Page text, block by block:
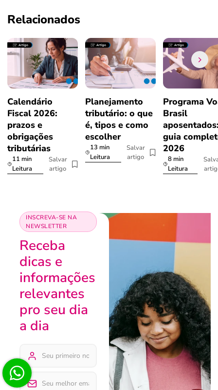
Relacionados
Calendário
Fiscal 2026:
prazos e
obrigações
tributárias
11 min
Leitura
Salvar
artigo
Planejamento
tributário: o que
é, tipos e como
escolher
13 min
Leitura
Salvar
artigo
Programa
Brasil
guia
2026
8 min
Leitura
INSCREVA-SE NA
NEWSLETTER
Receba
dicas e
informações
relevantes
pro seu dia
a dia